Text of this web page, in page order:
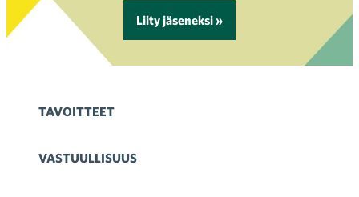
Liity jäseneksi »
TAVOITTEET
VASTUULLISUUS